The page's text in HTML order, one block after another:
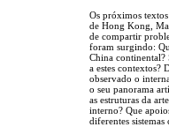
Os próximos
de Hong Kong,
de compartir
foram surgindo:
China continental?
a estes contextos?
observado o
o seu panorama
as estruturas da
interno? Que
diferentes sistemas